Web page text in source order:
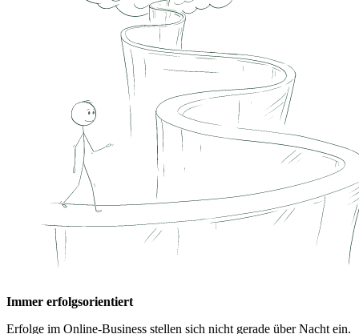
Immer erfolgsorientiert
Erfolge im Online-Business stellen sich nicht gerade über Nacht ein.